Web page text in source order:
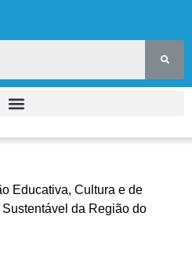
Educativa, Cultura e de
da Região do